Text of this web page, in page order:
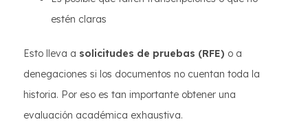
estén claras
Esto lleva a solicitudes de pruebas (RFE) o a
denegaciones si los documentos no cuentan toda la
historia. Por eso es tan importante obtener una
evaluación académica exhaustiva.